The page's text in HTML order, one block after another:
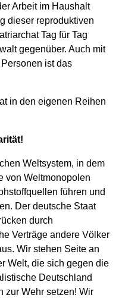
Arbeit im Haushalt
dieser reproduktiven
Tag für Tag
gegenüber. Auch mit
ist das
in den eigenen Reihen
Weltsystem, in dem
von Weltmonopolen
führen und
Der deutsche Staat
durch
Verträge andere Völker
Wir stehen Seite an
Welt, die sich gegen die
Deutschland
zur Wehr setzen! Wir